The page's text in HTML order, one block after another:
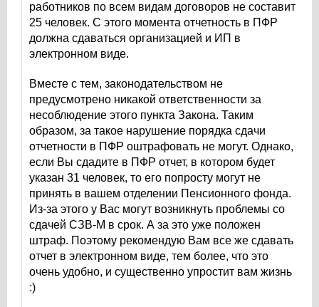
работников по всем видам договоров не составит
25 человек. С этого момента отчетность в ПФР
должна сдаваться организацией и ИП в
электронном виде.
Вместе с тем, законодательством не
предусмотрено никакой ответственности за
несоблюдение этого пункта Закона. Таким
образом, за такое нарушение порядка сдачи
отчетности в ПФР оштрафовать не могут. Однако,
если Вы сдадите в ПФР отчет, в котором будет
указан 31 человек, то его попросту могут не
принять в вашем отделении Пенсионного фонда.
Из-за этого у Вас могут возникнуть проблемы со
сдачей СЗВ-М в срок. А за это уже положен
штраф. Поэтому рекомендую Вам все же сдавать
отчет в электронном виде, тем более, что это
очень удобно, и существенно упростит вам жизнь
:)